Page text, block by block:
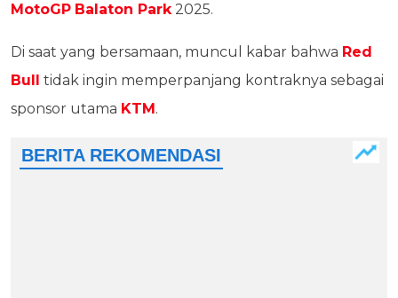
MotoGP Balaton Park2025.
Di saat yang bersamaan, muncul kabar bahwa Red
Bull tidak ingin memperpanjang kontraknya sebagai
sponsor utama KTM.